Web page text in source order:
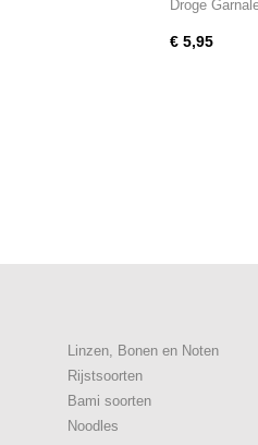
Droge
€ 5,95
Linzen, Bonen en Noten
Rijstsoorten
Bami soorten
Noodles